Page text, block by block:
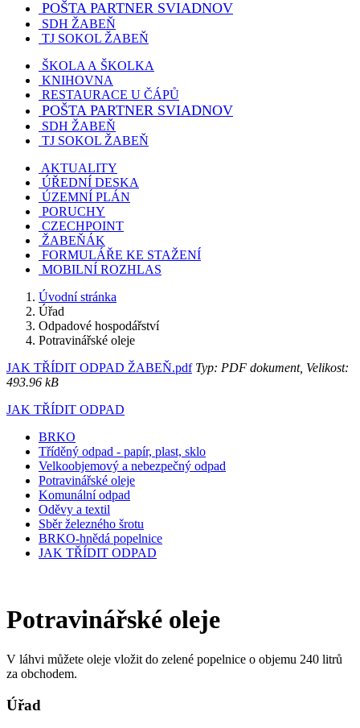
POŠTA PARTNER SVIADNOV
SDH ŽABEŇ
TJ SOKOL ŽABEŇ
ŠKOLA A ŠKOLKA
KNIHOVNA
RESTAURACE U ČÁPŮ
POŠTA PARTNER SVIADNOV
SDH ŽABEŇ
TJ SOKOL ŽABEŇ
AKTUALITY
ÚŘEDNÍ DESKA
ÚZEMNÍ PLÁN
PORUCHY
CZECHPOINT
ŽABEŇÁK
FORMULÁŘE KE STAŽENÍ
MOBILNÍ ROZHLAS
Úvodní stránka
Úřad
Odpadové hospodářství
Potravinářské oleje
JAK TŘÍDIT ODPAD ŽABEŇ.pdfTyp: PDF dokument, Velikost:
493.96 kB
JAK TŘÍDIT ODPAD
BRKO
Tříděný odpad - papír, plast, sklo
Velkoobjemový a nebezpečný odpad
Potravinářské oleje
Komunální odpad
Oděvy a textil
Sběr železného šrotu
BRKO-hnědá popelnice
JAK TŘÍDIT ODPAD
Potravinářské oleje
V láhvi můžete oleje vložit do zelené popelnice o objemu 240 litrů
za obchodem.
Úřad